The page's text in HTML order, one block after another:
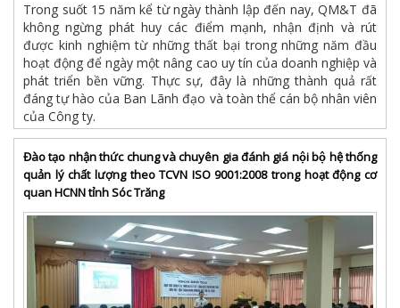
Trong suốt 15 năm kể từ ngày thành lập đến nay, QM&T đã
không ngừng phát huy các điểm mạnh, nhận định và rút
được kinh nghiệm từ những thất bại trong những năm đầu
hoạt động để ngày một nâng cao uy tín của doanh nghiệp và
phát triển bền vững. Thực sự, đây là những thành quả rất
đáng tự hào của Ban Lãnh đạo và toàn thể cán bộ nhân viên
của Công ty.
Đào tạo nhận thức chung và chuyên gia đánh giá nội bộ hệ thống
quản lý chất lượng theo TCVN ISO 9001:2008 trong hoạt động cơ
quan HCNN tỉnh Sóc Trăng